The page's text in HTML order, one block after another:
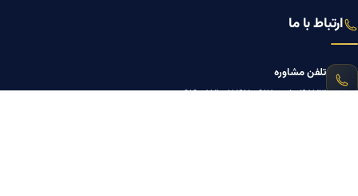
ارتباط با ما
تلفن مشاوره
۰۹۱۲-۰۰۵-۴۸۷۳۰۹۱۹-۸۷۱-۸۷۶۷